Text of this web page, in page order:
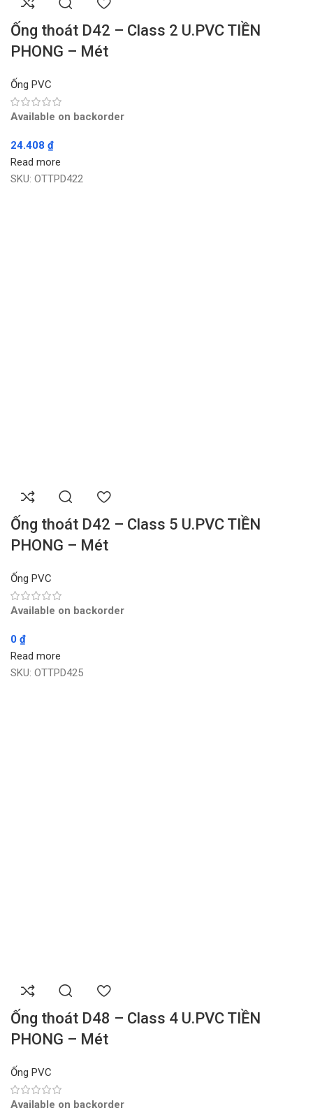
Ống thoát D42 – Class 2 U.PVC TIỀN
PHONG – Mét
Ống PVC
Available on backorder
24.408 ₫
Read more
SKU: OTTPD422
Ống thoát D42 – Class 5 U.PVC TIỀN
PHONG – Mét
Ống PVC
Available on backorder
0 ₫
Read more
SKU: OTTPD425
Ống thoát D48 – Class 4 U.PVC TIỀN
PHONG – Mét
Ống PVC
Available on backorder